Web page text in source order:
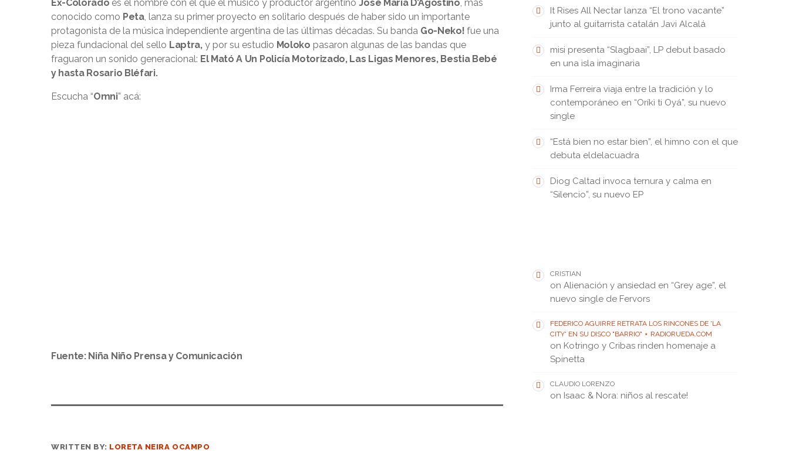
Ex-Colorado es el nombre con el que el músico y productor argentinoJosé María D’Agostino , más
conocido como Peta, lanza su primer proyecto en solitario después de haber sido un importante
protagonista de la música independiente argentina de las últimas décadas. Su banda Go-Neko!fue una
pieza fundacional del sello Laptra,y por su estudio Moloko pasaron algunas de las bandas que
fraguaron un sonido generacional: El Mató A Un Policía Motorizado, Las Ligas Menores, Bestia Bebé
y hasta Rosario Bléfari.
Escucha “Omni” acá:
Fuente: Niña Niño Prensa y Comunicación
WRITTEN BY: LORETA NEIRA OCAMPO
It Rises All Nectar lanza “El trono vacante”
junto al guitarrista catalán Javi Alcalá
misi presenta “Slagbaai”, LP debut basado
en una isla imaginaria
Irma Ferreira viaja entre la tradición y lo
contemporáneo en “Oríkì ti Oyá”, su nuevo
single
“Está bien no estar bien”, el himno con el que
debuta eldelacuadra
Diog Caltad invoca ternura y calma en
“Silencio”, su nuevo EP
CRISTIAN
on Alienación y ansiedad en “Grey age”, el
nuevo single de Fervors
FEDERICO AGUIRRE RETRATA LOS RINCONES DE 'LA
CITY' EN SU DISCO "BARRIO" ⋆ RADIORUEDA.COM
on Kotringo y Cribas rinden homenaje a
Spinetta
CLAUDIO LORENZO
on Isaac & Nora: niños al rescate!